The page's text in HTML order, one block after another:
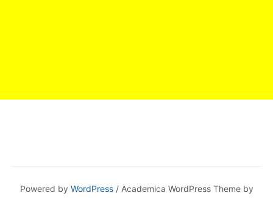
Powered by WordPress/ Academica WordPress Theme by